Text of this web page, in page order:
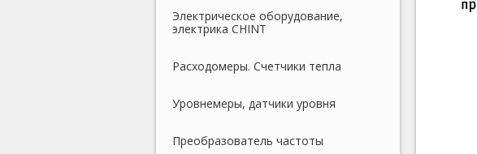
Электрическое оборудование,
электрика CHINT
Расходомеры. Счетчики тепла
Уровнемеры, датчики уровня
Преобразователь частоты